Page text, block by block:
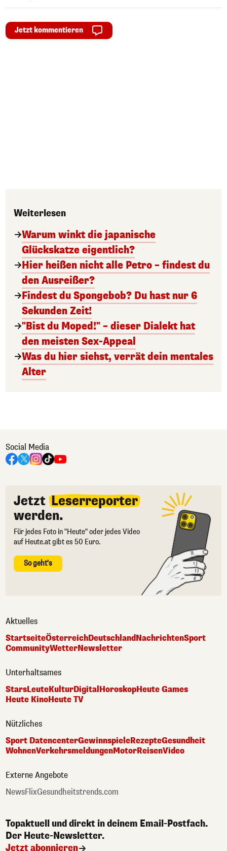
Jetzt kommentieren
Weiterlesen
Warum winkt die japanische
Glückskatze eigentlich?
Hier heißen nicht alle Petro – findest du
den Ausreißer?
Findest du Spongebob? Du hast nur 6
Sekunden Zeit!
"Bist du Moped!" – dieser Dialekt hat
den meisten Sex-Appeal
Was du hier siehst, verrät dein mentales
Alter
Social Media
Jetzt Leserreporter
werden.
Für jedes Foto in "Heute" oder jedes Video
auf Heute.at gibt es 50 Euro.
So geht's
Aktuelles
StartseiteÖsterreichDeutschlandNachrichtenSport
CommunityWetterNewsletter
Unterhaltsames
StarsLeuteKulturDigital HoroskopHeute Games
Heute KinoHeute TV
Nützliches
Sport DatencenterGewinnspieleRezepteGesundheit
WohnenVerkehrsmeldungenMotorReisenVideo
Externe Angebote
NewsFlixGesundheitstrends.com
Topaktuell und direkt in deinem Email-Postfach.
Der Heute-Newsletter.
Jetzt abonnieren